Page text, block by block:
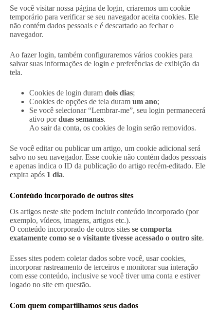
Se você visitar nossa página de login, criaremos um cookie
temporário para verificar se seu navegador aceita cookies. Ele
não contém dados pessoais e é descartado ao fechar o
navegador.
Ao fazer login, também configuraremos vários cookies para
salvar suas informações de login e preferências de exibição da
tela.
Cookies de login duram dois dias;
Cookies de opções de tela duram um ano;
Se você selecionar “Lembrar-me”, seu login permanecerá
ativo porduas semanas.
Ao sair da conta, os cookies de login serão removidos.
Se você editar ou publicar um artigo, um cookie adicional será
salvo no seu navegador. Esse cookie não contém dados pessoais
e apenas indica o ID da publicação do artigo recém-editado. Ele
expira após 1 dia.
Conteúdo incorporado de outros sites
Os artigos neste site podem incluir conteúdo incorporado (por
exemplo, vídeos, imagens, artigos etc.).
O conteúdo incorporado de outros sites se comporta
exatamente como se o visitante tivesse acessado o outro site.
Esses sites podem coletar dados sobre você, usar cookies,
incorporar rastreamento de terceiros e monitorar sua interação
com esse conteúdo, inclusive se você tiver uma conta e estiver
logado no site em questão.
Com quem compartilhamos seus dados